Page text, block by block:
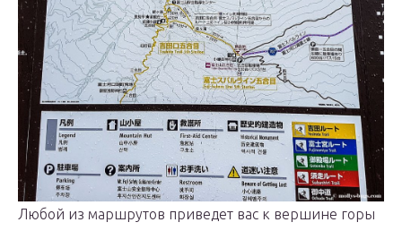
Любой из маршрутов приведет вас к вершине горы